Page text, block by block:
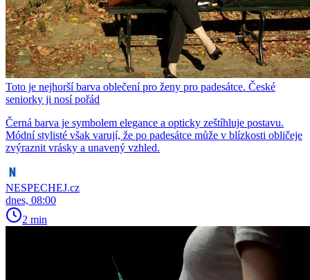
Toto je nejhorší barva oblečení pro ženy pro padesátce. České
seniorky ji nosí pořád
Černá barva je symbolem elegance a opticky zeštíhluje postavu.
Módní stylisté však varují, že po padesátce může v blízkosti obličeje
zvýraznit vrásky a unavený vzhled.
NESPECHEJ.cz
dnes, 08:00
2 min